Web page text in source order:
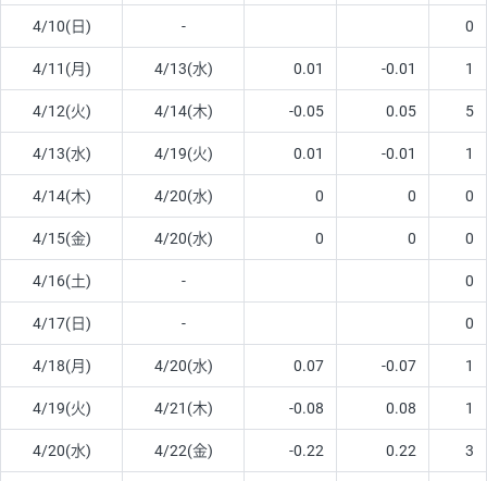
4/10(日) - 0
4/11(月) 4/13(水) 0.01 -0.01 1
4/12(火) 4/14(木) -0.05 0.05 5
4/13(水) 4/19(火) 0.01 -0.01 1
4/14(木) 4/20(水) 0 0 0
4/15(金) 4/20(水) 0 0 0
4/16(土) - 0
4/17(日) - 0
4/18(月) 4/20(水) 0.07 -0.07 1
4/19(火) 4/21(木) -0.08 0.08 1
4/20(水) 4/22(金) -0.22 0.22 3